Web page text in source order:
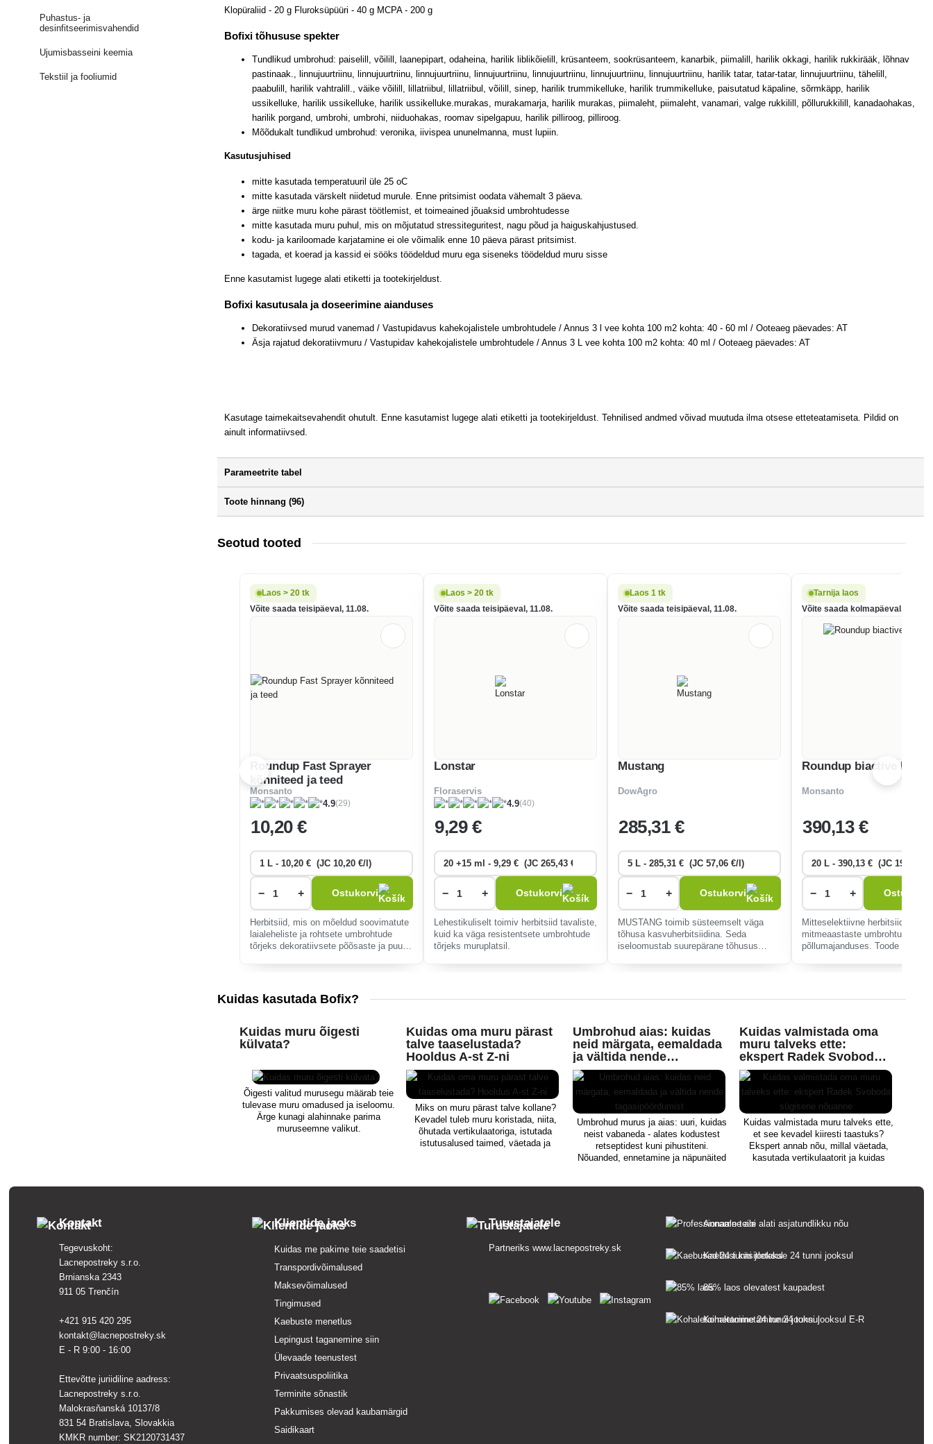
Puhastus- ja
desinfitseerimisvahendid
Ujumisbasseini keemia
Tekstiil ja fooliumid
Klopüraliid - 20 g Fluroksüpüüri - 40 g MCPA - 200 g
Bofixi tõhususe spekter
Tundlikud umbrohud: paiselill, võilill, laanepipart, odaheina, harilik liblikõielill, krüsanteem, sookrüsanteem, kanarbik, piimalill, harilik okkagi, harilik rukkirääk, lõhnav
pastinaak., linnujuurtriinu, linnujuurtriinu, linnujuurtriinu, linnujuurtriinu, linnujuurtriinu, linnujuurtriinu, linnujuurtriinu, harilik tatar, tatar-tatar, linnujuurtriinu, tähelill,
paabulill, harilik vahtralill., väike võilill, lillatriibul, lillatriibul, võilill, sinep, harilik trummikelluke, harilik trummikelluke, paisutatud käpaline, sõrmkäpp, harilik
ussikelluke, harilik ussikelluke, harilik ussikelluke.murakas, murakamarja, harilik murakas, piimaleht, piimaleht, vanamari, valge rukkilill, põllurukkilill, kanadaohakas,
harilik porgand, umbrohi, umbrohi, niiduohakas, roomav sipelgapuu, harilik pilliroog, pilliroog.
Mõõdukalt tundlikud umbrohud: veronika, iivispea ununelmanna, must lupiin.
Kasutusjuhised
mitte kasutada temperatuuril üle 25 oC
mitte kasutada värskelt niidetud murule. Enne pritsimist oodata vähemalt 3 päeva.
ärge niitke muru kohe pärast töötlemist, et toimeained jõuaksid umbrohtudesse
mitte kasutada muru puhul, mis on mõjutatud stressiteguritest, nagu põud ja haiguskahjustused.
kodu- ja kariloomade karjatamine ei ole võimalik enne 10 päeva pärast pritsimist.
tagada, et koerad ja kassid ei sööks töödeldud muru ega siseneks töödeldud muru sisse
Enne kasutamist lugege alati etiketti ja tootekirjeldust.
Bofixi kasutusala ja doseerimine aianduses
Dekoratiivsed murud vanemad / Vastupidavus kahekojalistele umbrohtudele / Annus 3 l vee kohta 100 m2 kohta: 40 - 60 ml / Ooteaeg päevades: AT
Äsja rajatud dekoratiivmuru / Vastupidav kahekojalistele umbrohtudele / Annus 3 L vee kohta 100 m2 kohta: 40 ml / Ooteaeg päevades: AT
Kasutage taimekaitsevahendit ohutult. Enne kasutamist lugege alati etiketti ja tootekirjeldust. Tehnilised andmed võivad muutuda ilma otsese etteteatamiseta. Pildid on
ainult informatiivsed.
Parameetrite tabel
Toote hinnang (96)
Seotud tooted
Laos > 20 tk
Võite saada teisipäeval, 11.08.
Roundup Fast Sprayer
kõnniteed ja teed
Monsanto
4.9(29)
10,20 €
− + Ostukorvi
Herbitsiid, mis on mõeldud soovimatute
laialeheliste ja rohtsete umbrohtude
tõrjeks dekoratiivsete põõsaste ja puude
Laos > 20 tk
Võite saada teisipäeval, 11.08.
Lonstar
Floraservis
4.9(40)
9,29 €
− + Ostukorvi
Lehestikuliselt toimiv herbitsiid tavaliste,
kuid ka väga resistentsete umbrohtude
tõrjeks muruplatsil.
Laos 1 tk
Võite saada teisipäeval, 11.08.
Mustang
DowAgro
285,31 €
− + Ostukorvi
MUSTANG toimib süsteemselt väga
tõhusa kasvuherbitsiidina. Seda
iseloomustab suurepärane tõhusus
Tarnija laos
Võite saada kolmapäeval, 12.08.
Roundup biactive PRO
Monsanto
390,13 €
− + Ostukorvi
Mitteselektiivne herbitsiid ühe-
mitmeaastaste umbrohtude
põllumajanduses. Toode toimib
Kuidas kasutada Bofix?
Kuidas muru õigesti
külvata?
Õigesti valitud murusegu määrab teie
tulevase muru omadused ja iseloomu.
Ärge kunagi alahinnake parima
muruseemne valikut.
Kuidas oma muru pärast
talve taaselustada?
Hooldus A-st Z-ni
Miks on muru pärast talve kollane?
Kevadel tuleb muru koristada, niita,
õhutada vertikulaatoriga, istutada
istutusalused taimed, väetada ja
Umbrohud aias: kuidas
neid märgata, eemaldada
ja vältida nende
tagasipöördumist
Umbrohud murus ja aias: uuri, kuidas
neist vabaneda - alates kodustest
retseptidest kuni pihustiteni.
Nõuanded, ennetamine ja näpunäited
Kuidas valmistada oma
muru talveks ette:
ekspert Radek Svoboda
sügisene nõuanne
Kuidas valmistada muru talveks ette,
et see kevadel kiiresti taastuks?
Ekspert annab nõu, millal väetada,
kasutada vertikulaatorit ja kuidas
Kontakt
Tegevuskoht:
Lacnepostreky s.r.o.
Brnianska 2343
911 05 Trenčín
+421 915 420 295
kontakt@lacnepostreky.sk
E - R 9:00 - 16:00
Ettevõtte juriidiline aadress:
Lacnepostreky s.r.o.
Malokrasňanská 10137/8
831 54 Bratislava, Slovakkia
KMKR number: SK2120731437
Klientide jaoks
Kuidas me pakime teie saadetisi
Transpordivõimalused
Maksevõimalused
Tingimused
Kaebuste menetlus
Lepingust taganemine siin
Ülevaade teenustest
Privaatsuspoliitika
Terminite sõnastik
Pakkumises olevad kaubamärgid
Saidikaart
Turustajatele
Partnerikswww.lacnepostreky.sk
Anname teile alati asjatundlikku nõu
Kaebusi käsitletakse 24 tunni jooksul
85% laos olevatest kaupadest
Kohaletoimetamine 24 tunni jooksul E-R